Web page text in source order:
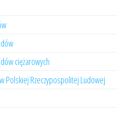
ciężarowych
Polskiej Rzeczypospolitej Ludowej